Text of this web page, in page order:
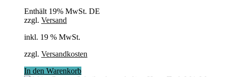
Enthält 19% MwSt. DE
zzgl. Versand
inkl. 19 % MwSt.
zzgl. Versandkosten
In den Warenkorb